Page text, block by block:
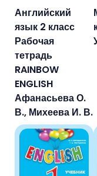
Английский
язык 2 класс
Рабочая
тетрадь
RAINBOW
ENGLISH
Афанасьева О.
В., Михеева И. В.